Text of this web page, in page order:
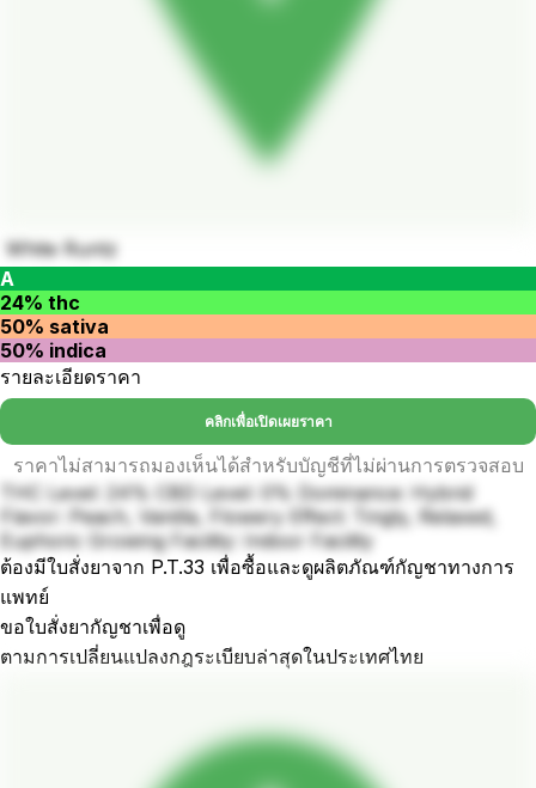
White Runtz
A
24% thc
50% sativa
50% indica
รายละเอียดราคา
คลิกเพื่อเปิดเผยราคา
ราคาไม่สามารถมองเห็นได้สำหรับบัญชีที่ไม่ผ่านการตรวจสอบ
THC Level: 24% CBD Level: 0% Dominance: Hybrid
Flavor: Peach, Vanilla, Flowery Effect: Tingly, Relaxed,
Euphoric Growing Facility: Indoor Facility
ต้องมีใบสั่งยาจาก P.T.33 เพื่อซื้อและดูผลิตภัณฑ์กัญชาทางการ
แพทย์
ขอใบสั่งยากัญชาเพื่อดู
ตามการเปลี่ยนแปลงกฎระเบียบล่าสุดในประเทศไทย